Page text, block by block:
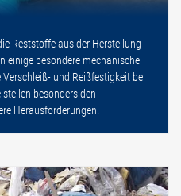
Reststoffe aus der Herstellung
einige besondere mechanische
und Reißfestigkeit bei
besonders den
Herausforderungen.